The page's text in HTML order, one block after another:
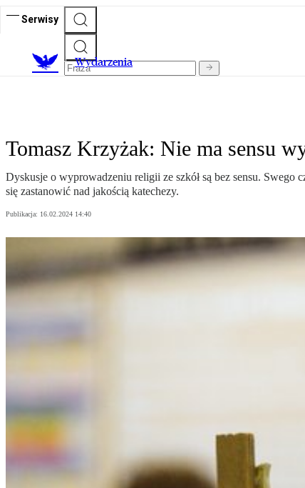
Serwisy
Wydarzenia
Tomasz Krzyżak: Nie ma sensu
Dyskusje o wyprowadzeniu religii ze szkół są bez sensu. Swego
się zastanowić nad jakością katechezy.
Publikacja: 16.02.2024 14:40